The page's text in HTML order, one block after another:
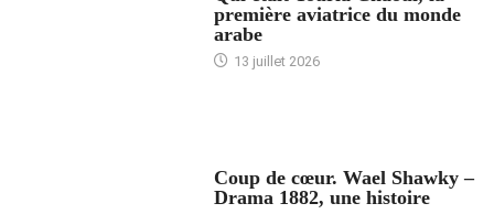
première aviatrice du monde
arabe
13 juillet 2026
Coup de cœur. Wael Shawky –
Drama 1882, une histoire